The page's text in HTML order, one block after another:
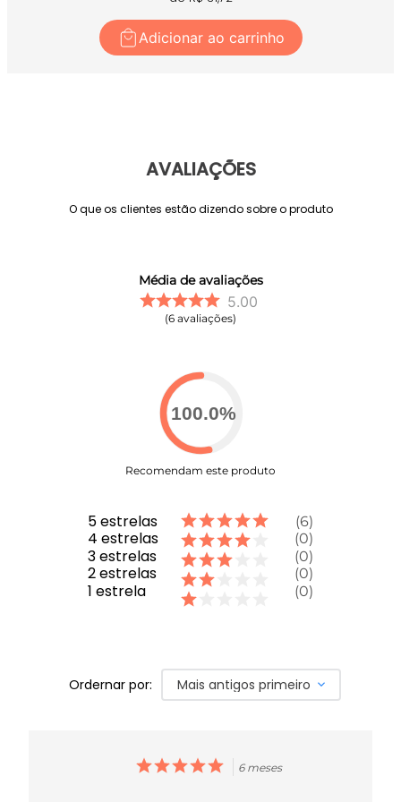
Adicionar ao carrinho
AVALIAÇÕES
O que os clientes estão dizendo sobre o produto
Média de avaliações
5.00
6 avaliações
100.0%
Recomendam este produto
5estrelas
4 estrelas
3estrelas
2estrelas
1 estrela
6
0
0
0
0
Ordernar por: Mais antigos primeiro
6 meses